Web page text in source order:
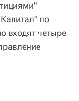
по
входят четыре